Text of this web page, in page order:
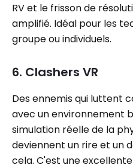
RV et le frisson de
amplifié. Idéal pour les
groupe ou individuels.
6. Clashers VR
Des ennemis qui luttent
avec un environnement
simulation réelle de la
deviennent un rire et un
cela. C'est une